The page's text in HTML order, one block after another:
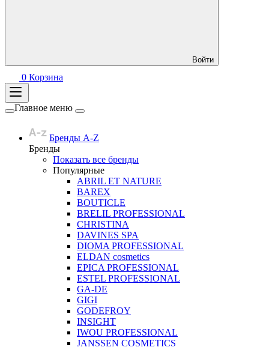
Войти
0 Корзина
Главное меню
Бренды A-Z
Бренды
Показать все бренды
Популярные
ABRIL ET NATURE
BAREX
BOUTICLE
BRELIL PROFESSIONAL
CHRISTINA
DAVINES SPA
DIOMA PROFESSIONAL
ELDAN cosmetics
EPICA PROFESSIONAL
ESTEL PROFESSIONAL
GA-DE
GIGI
GODEFROY
INSIGHT
IWOU PROFESSIONAL
JANSSEN COSMETICS